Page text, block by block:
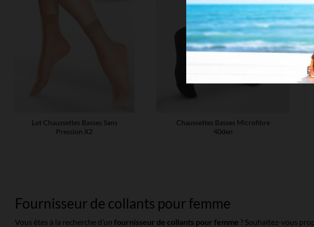
Lot Chaussettes Basses Sans
Pression X2
Chaussettes Basses Microfibre
40den
Fournisseur de collants pour femme
Vous êtes à la recherche d’un fournisseur de collants pour femme ? Souhaitez-vous